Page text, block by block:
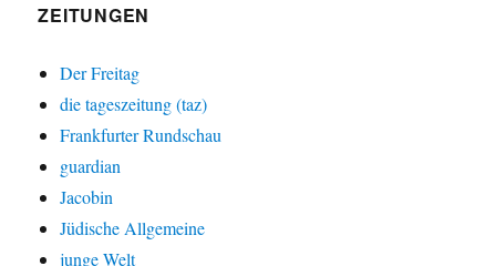
ZEITUNGEN
Der Freitag
die tageszeitung (taz)
Frankfurter Rundschau
guardian
Jacobin
Jüdische Allgemeine
junge Welt